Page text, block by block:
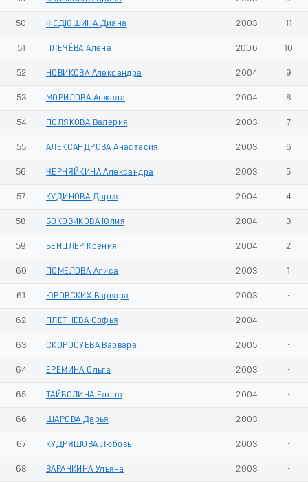
50 ФЕДЮШИНА Диана 2003 11
51 ПЛЕЧЁВА Алёна 2006 10
52 НОВИКОВА Александра 2004 9
53 МОРИЛОВА Анжела 2004 8
54 ПОЛЯКОВА Валерия 2003 7
55 АЛЕКСАНДРОВА Анастасия 2003 6
56 ЧЕРНЯЙКИНА Александра 2003 5
57 КУДИНОВА Дарья 2004 4
58 БОКОВИКОВА Юлия 2004 3
59 БЕНЦЛЕР Ксения 2004 2
60 ПОМЕЛОВА Алиса 2003 1
61 ЮРОВСКИХ Варвара 2003 -
62 ПЛЕТНЕВА Софья 2004 -
63 СКОРОСУЕВА Варвара 2005 -
64 ЕРЕМИНА Ольга 2003 -
65 ТАЙБОЛИНА Елена 2004 -
66 ШАРОВА Дарья 2003 -
67 КУДРЯШОВА Любовь 2003 -
68 ВАРАНКИНА Ульяна 2003 -